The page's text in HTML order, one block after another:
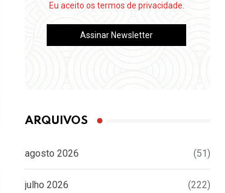
Eu aceito os termos de privacidade.
ARQUIVOS
agosto 2026 (51)
julho 2026 (222)